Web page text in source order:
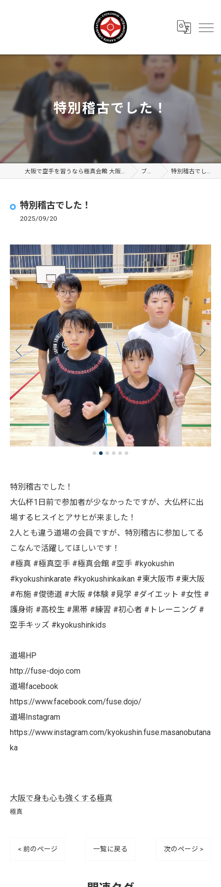
特別稽古でした！
大阪で空手を習うなら極真会館 大阪布施支部 ブログ 特別稽古でした！
特別稽古でした！
2025/09/20
特別稽古でした！
大仏杯1日前で参加者が少なかったですが、大仏杯に出
場するヒスイとアサヒが来ました！
2人とも違う道場の会員ですが、特別稽古に参加してる
こなんで活躍してほしいです！
#極真 #極真空手 #極真会館 #空手 #kyokushin
#kyokushinkarate #kyokushinkaikan #東大阪市 #東大阪
#布施 #俊徳道 #大阪 #体験 #見学 #ダイエット #女性 #
護身術 #高校生 #黒帯 #練習 #初心者 #トレーニング #
空手キッズ #kyokushinkids
道場HP
http://fuse-dojo.com
道場facebook
https://www.facebook.com/fuse.dojo/
道場Instagram
https://www.instagram.com/kyokushin.fuse.masanobutana
ka
大阪で身も心も強くする極真
極真
< 前のページ 一覧に戻る 次のページ >